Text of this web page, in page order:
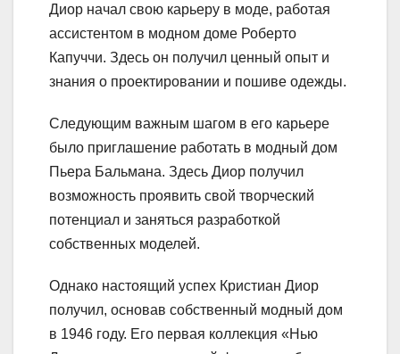
Диор начал свою карьеру в моде, работая
ассистентом в модном доме Роберто
Капуччи. Здесь он получил ценный опыт и
знания о проектировании и пошиве одежды.
Следующим важным шагом в его карьере
было приглашение работать в модный дом
Пьера Бальмана. Здесь Диор получил
возможность проявить свой творческий
потенциал и заняться разработкой
собственных моделей.
Однако настоящий успех Кристиан Диор
получил, основав собственный модный дом
в 1946 году. Его первая коллекция «Нью